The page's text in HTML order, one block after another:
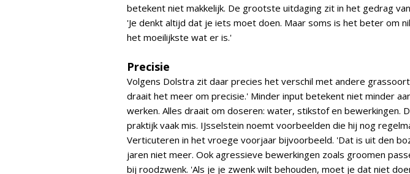
betekent niet makkelijk. De grootste uitdaging zit in het gedrag
'Je denkt altijd dat je iets moet doen. Maar soms is het beter om
het moeilijkste wat er is.'
Precisie
Volgens Dolstra zit daar precies het verschil met andere
draait het meer om precisie.' Minder input betekent niet minder
werken. Alles draait om doseren: water, stikstof en bewerkingen.
praktijk vaak mis. IJsselstein noemt voorbeelden die hij nog
Verticuteren in het vroege voorjaar bijvoorbeeld. 'Dat is uit den
jaren niet meer. Ook agressieve bewerkingen zoals groomen
bij roodzwenk. 'Als je je zwenk wilt behouden, moet je dat niet